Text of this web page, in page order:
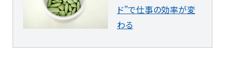
ド”で仕事の効率が変
わる